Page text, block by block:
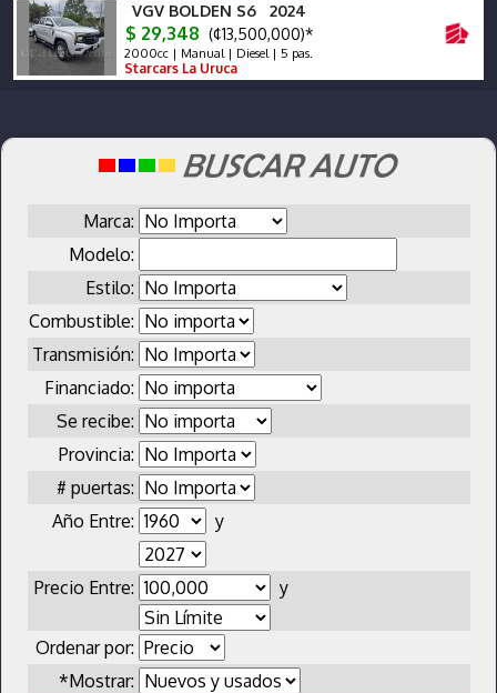
VGV BOLDEN S6 2024
$ 29,348 (¢13,500,000)*
2000cc | Manual | Diesel | 5 pas.
Starcars La Uruca
Marca:
Modelo:
Estilo:
Combustible:
Transmisión:
Financiado:
Se recibe:
Provincia:
# puertas:
Año Entre:
y
Precio Entre: y
Ordenar por:
*Mostrar: